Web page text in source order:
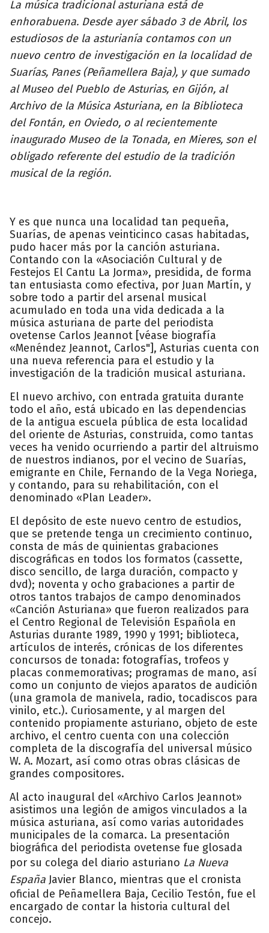
La música tradicional asturiana está de
enhorabuena. Desde ayer sábado 3 de Abril, los
estudiosos de la asturianía contamos con un
nuevo centro de investigación en la localidad de
Suarías, Panes (Peñamellera Baja), y que sumado
al Museo del Pueblo de Asturias, en Gijón, al
Archivo de la Música Asturiana, en la Biblioteca
del Fontán, en Oviedo, o al recientemente
inaugurado Museo de la Tonada, en Mieres, son el
obligado referente del estudio de la tradición
musical de la región.
Y es que nunca una localidad tan pequeña,
Suarías, de apenas veinticinco casas habitadas,
pudo hacer más por la canción asturiana.
Contando con la «Asociación Cultural y de
Festejos El Cantu La Jorma», presidida, de forma
tan entusiasta como efectiva, por Juan Martín, y
sobre todo a partir del arsenal musical
acumulado en toda una vida dedicada a la
música asturiana de parte del periodista
ovetense Carlos Jeannot [véase biografía
«Menéndez Jeannot, Carlos"], Asturias cuenta con
una nueva referencia para el estudio y la
investigación de la tradición musical asturiana.
El nuevo archivo, con entrada gratuita durante
todo el año, está ubicado en las dependencias
de la antigua escuela pública de esta localidad
del oriente de Asturias, construida, como tantas
veces ha venido ocurriendo a partir del altruismo
de nuestros indianos, por el vecino de Suarías,
emigrante en Chile, Fernando de la Vega Noriega,
y contando, para su rehabilitación, con el
denominado «Plan Leader».
El depósito de este nuevo centro de estudios,
que se pretende tenga un crecimiento continuo,
consta de más de quinientas grabaciones
discográficas en todos los formatos (cassette,
disco sencillo, de larga duración, compacto y
dvd); noventa y ocho grabaciones a partir de
otros tantos trabajos de campo denominados
«Canción Asturiana» que fueron realizados para
el Centro Regional de Televisión Española en
Asturias durante 1989, 1990 y 1991; biblioteca,
artículos de interés, crónicas de los diferentes
concursos de tonada: fotografías, trofeos y
placas conmemorativas; programas de mano, así
como un conjunto de viejos aparatos de audición
(una gramola de manivela, radio, tocadiscos para
vinilo, etc.). Curiosamente, y al margen del
contenido propiamente asturiano, objeto de este
archivo, el centro cuenta con una colección
completa de la discografía del universal músico
W. A. Mozart, así como otras obras clásicas de
grandes compositores.
Al acto inaugural del «Archivo Carlos Jeannot»
asistimos una legión de amigos vinculados a la
música asturiana, así como varias autoridades
municipales de la comarca. La presentación
biográfica del periodista ovetense fue glosada
por su colega del diario asturiano La Nueva
España Javier Blanco, mientras que el cronista
oficial de Peñamellera Baja, Cecilio Testón, fue el
encargado de contar la historia cultural del
concejo.